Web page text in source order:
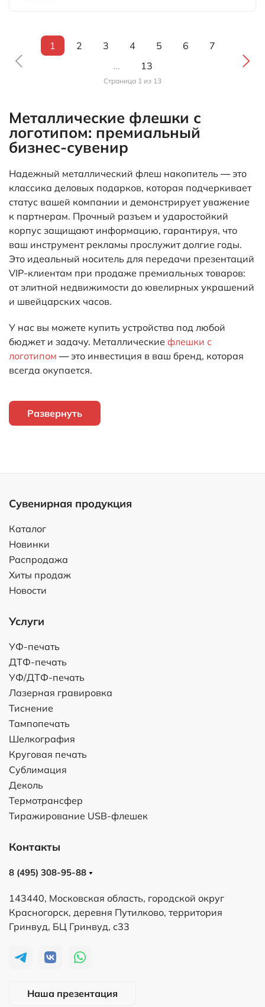
1 2 3 4 5 6
7
...
13
Страница 1 из 13
Металлические флешки с
логотипом: премиальный
бизнес-сувенир
Надежный металлический флеш накопитель — это
классика деловых подарков, которая подчеркивает
статус вашей компании и демонстрирует уважение
к партнерам. Прочный разъем и ударостойкий
корпус защищают информацию, гарантируя, что
ваш инструмент рекламы прослужит долгие годы.
Это идеальный носитель для передачи презентаций
VIP-клиентам при продаже премиальных товаров:
от элитной недвижимости до ювелирных украшений
и швейцарских часов.
У нас вы можете купить устройства под любой
бюджет и задачу. Металлические флешки с
логотипом — это инвестиция в ваш бренд, которая
всегда окупается.
Развернуть
Сувенирная продукция
Каталог
Новинки
Распродажа
Хиты продаж
Новости
Услуги
УФ-печать
ДТФ-печать
УФ/ДТФ-печать
Лазерная гравировка
Тиснение
Тампопечать
Шелкография
Круговая печать
Сублимация
Деколь
Термотрансфер
Тиражирование USB-флешек
Контакты
8 (495) 308-95-88
143440, Московская область, городской округ
Красногорск, деревня Путилково, территория
Гринвуд, БЦ Гринвуд, с33
Наша презентация